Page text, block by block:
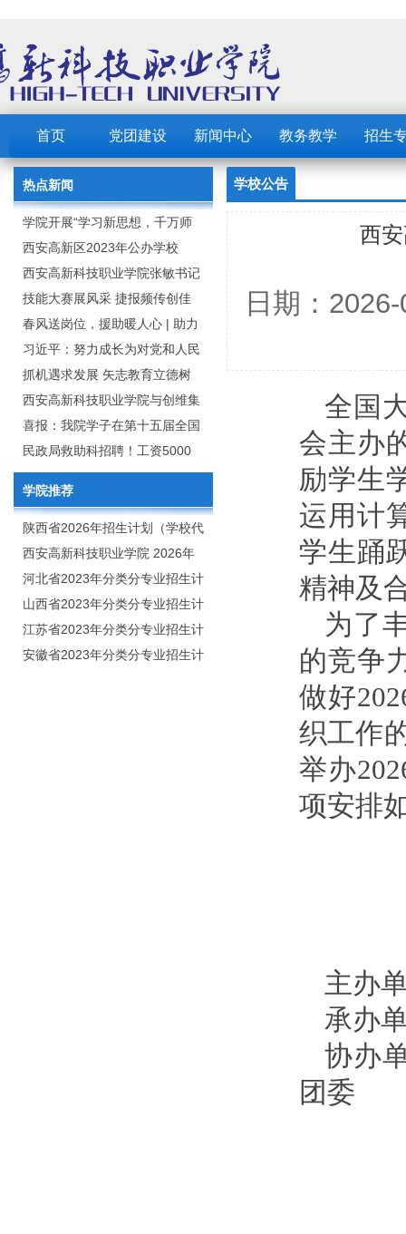
首页 党团建设 新闻中心 教务教学 招生
热点新闻
学院开展“学习新思想，千万师
生同上一堂课”活动
西安高新区2023年公办学校
（园） 公开招聘教职工公告
西安高新科技职业学院张敏书记
为全院师生党员上党课
技能大赛展风采 捷报频传创佳
绩：西安高新科技职业学院师生
在2023年陕西省职业技能大赛中
取佳绩
春风送岗位，援助暖人心 | 助力
毕业生求职就业
习近平：努力成长为对党和人民
忠诚可靠、堪当时代重任的栋梁
之才
抓机遇求发展 矢志教育立德树
人：西安高新科技职业学院召开
2020年年终总结暨表彰网络视频
会
西安高新科技职业学院与创维集
团举行校企合作签约仪式
喜报：我院学子在第十五届全国
大学生广告艺术大赛（大广
赛）、第十一届未来设计师.高校
数字艺术设计大赛（NCDA）国
赛中喜获佳绩
民政局救助科招聘！工资5000
元/月
学院推荐
陕西省2026年招生计划（学校代
码：8103）
西安高新科技职业学院 2026年
招生章程
河北省2023年分类分专业招生计
划（院校代号：1889）
山西省2023年分类分专业招生计
划（院校代号：5560）
江苏省2023年分类分专业招生计
划（院校代号：8931）
安徽省2023年分类分专业招生计
学校公告
西
日期：
全国
会主办
励学生
运用计
学生踊
精神及
为了
的竞争
做好
织工作
举办
项安排
主办
承办
协办
团委